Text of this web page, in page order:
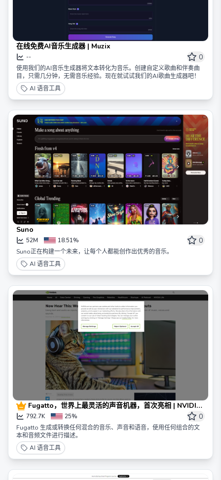
在线免费AI音乐生成器 | Muzix
-- 0
使用我们的AI音乐生成器将文本转化为音乐。创建自定义歌曲和伴奏曲
目，只需几分钟，无需音乐经验。现在就试试我们的AI歌曲生成器吧！
AI 语音工具
Suno
52M 18.51% 0
Suno正在构建一个未来，让每个人都能创作出优秀的音乐。
AI 语音工具
Fugatto，世界上最灵活的声音机器，首次亮相 | NVIDIA
博客
792.7K 25% 0
Fugatto 生成或转换任何混合的音乐、声音和语音，使用任何组合的文
本和音频文件进行描述。
AI 语音工具